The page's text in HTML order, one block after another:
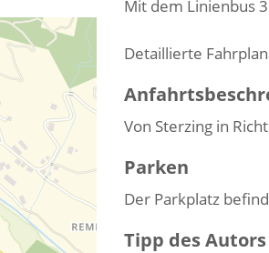
Mit dem Linienbus
Detaillierte
Von Sterzing in
Parken
Der Parkplatz
Tipp des Autors